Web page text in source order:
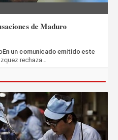
de Maduro
un comunicado emitido este
rechaza…